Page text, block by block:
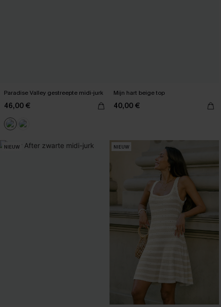
Paradise Valley gestreepte midi-jurk
46,00 €
Mijn hart beige top
40,00 €
NIEUW NIEUW